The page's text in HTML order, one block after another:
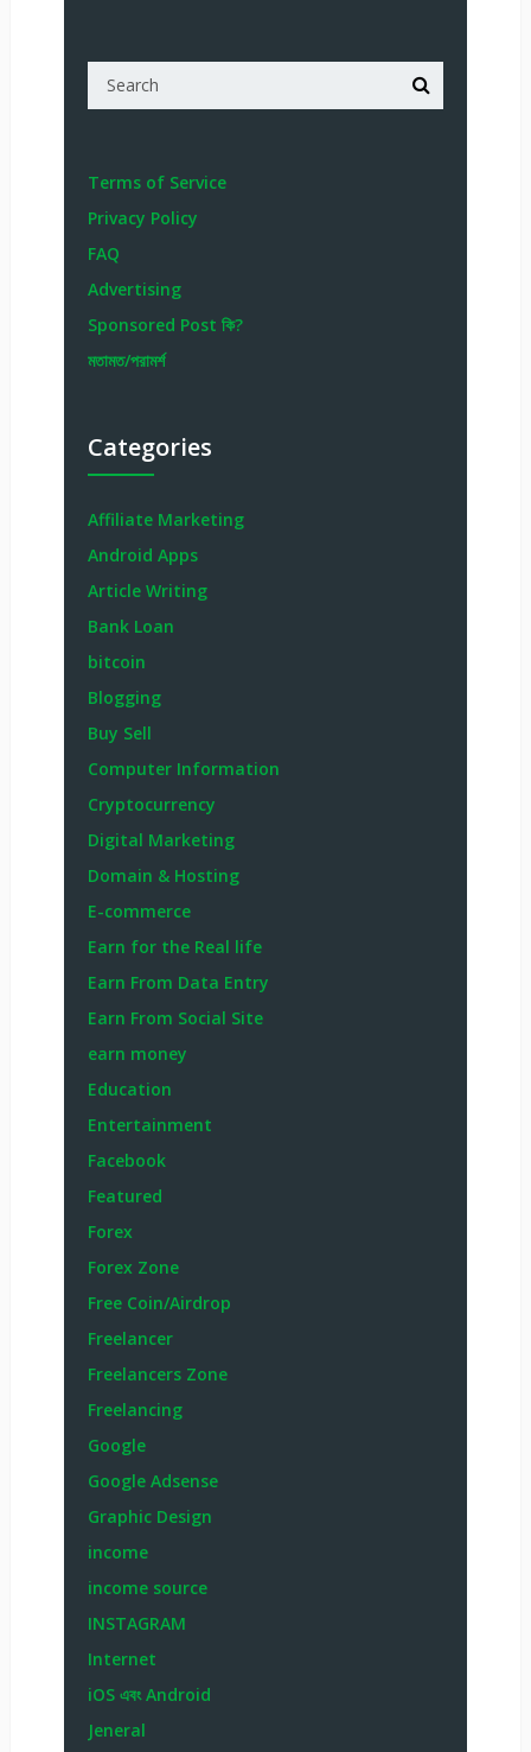
Terms of Service
Privacy Policy
FAQ
Advertising
Sponsored Post কি?
মতামত/পরামর্শ
Categories
Affiliate Marketing
Android Apps
Article Writing
Bank Loan
bitcoin
Blogging
Buy Sell
Computer Information
Cryptocurrency
Digital Marketing
Domain & Hosting
E-commerce
Earn for the Real life
Earn From Data Entry
Earn From Social Site
earn money
Education
Entertainment
Facebook
Featured
Forex
Forex Zone
Free Coin/Airdrop
Freelancer
Freelancers Zone
Freelancing
Google
Google Adsense
Graphic Design
income
income source
INSTAGRAM
Internet
iOS এবং Android
Jeneral